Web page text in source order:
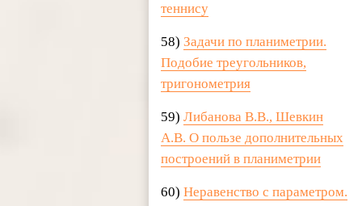
теннису
58)Задачи по планиметрии.
Подобие треугольников,
тригонометрия
59)Либанова В.В., Шевкин
А.В. О пользе дополнительных
построений в планиметрии
60)Неравенство с параметром.